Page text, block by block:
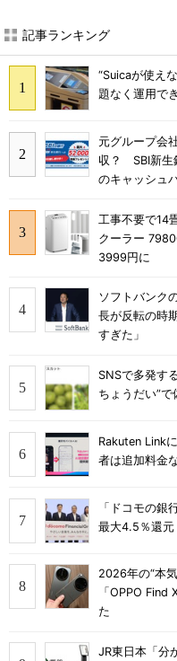
記事ランキング
“Suicaが使え
題なく運用で
元グループ会
収？ SBI新生
のキャッシュ
工事不要で14
クーラー
3999円に
ソフトバンク
長が反転の時
すぎた」
SNSで多発す
ちょうだい”
Rakuten Link
者は追加料金
「ドコモの銀
最大4.5％還
2026年の“本
「OPPO
た
JR東日本「分